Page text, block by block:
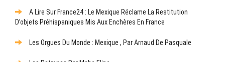
A Lire Sur France24 : Le Mexique Réclame La Restitution
D’objets Préhispaniques Mis Aux Enchères En France
Les Orgues Du Monde : Mexique , Par Arnaud De Pasquale